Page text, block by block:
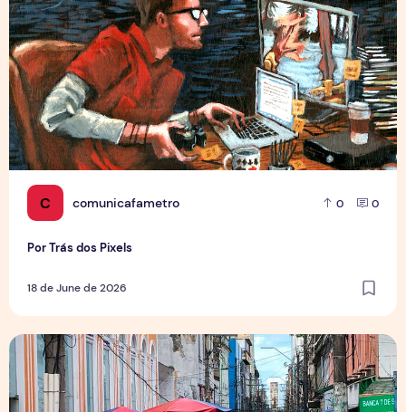
C comunicafametro 0 0
Por Trás dos Pixels
18 de June de 2026
Copa aquece vendas em setores específicos, mas não